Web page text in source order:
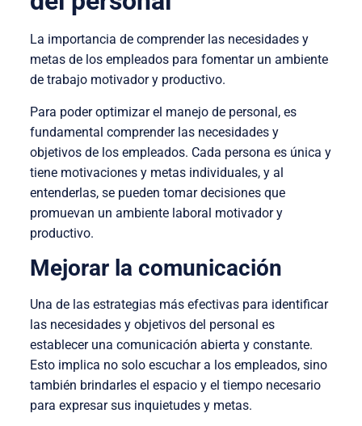
La importancia de comprender las necesidades y
metas de los empleados para fomentar un ambiente
de trabajo motivador y productivo.
Para poder optimizar el manejo de personal, es
fundamental comprender las necesidades y
objetivos de los empleados. Cada persona es única y
tiene motivaciones y metas individuales, y al
entenderlas, se pueden tomar decisiones que
promuevan un ambiente laboral motivador y
productivo.
Mejorar la comunicación
Una de las estrategias más efectivas para identificar
las necesidades y objetivos del personal es
establecer una comunicación abierta y constante.
Esto implica no solo escuchar a los empleados, sino
también brindarles el espacio y el tiempo necesario
para expresar sus inquietudes y metas.